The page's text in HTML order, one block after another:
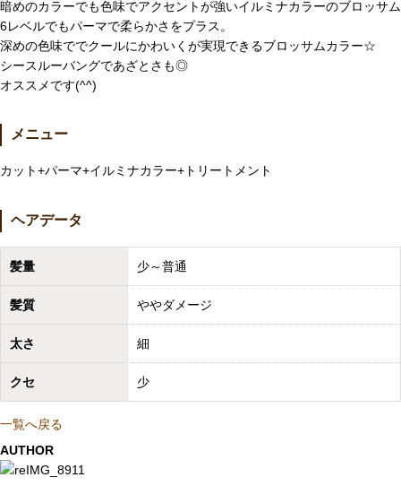
暗めのカラーでも色味でアクセントが強いイルミナカラーのブロッサム
6レベルでもパーマで柔らかさをプラス。
深めの色味ででクールにかわいくが実現できるブロッサムカラー☆
シースルーバングであざとさも◎
オススメです(^^)
メニュー
カット+パーマ+イルミナカラー+トリートメント
ヘアデータ
髪量 少～普通
髪質 ややダメージ
太さ 細
クセ 少
一覧へ戻る
AUTHOR